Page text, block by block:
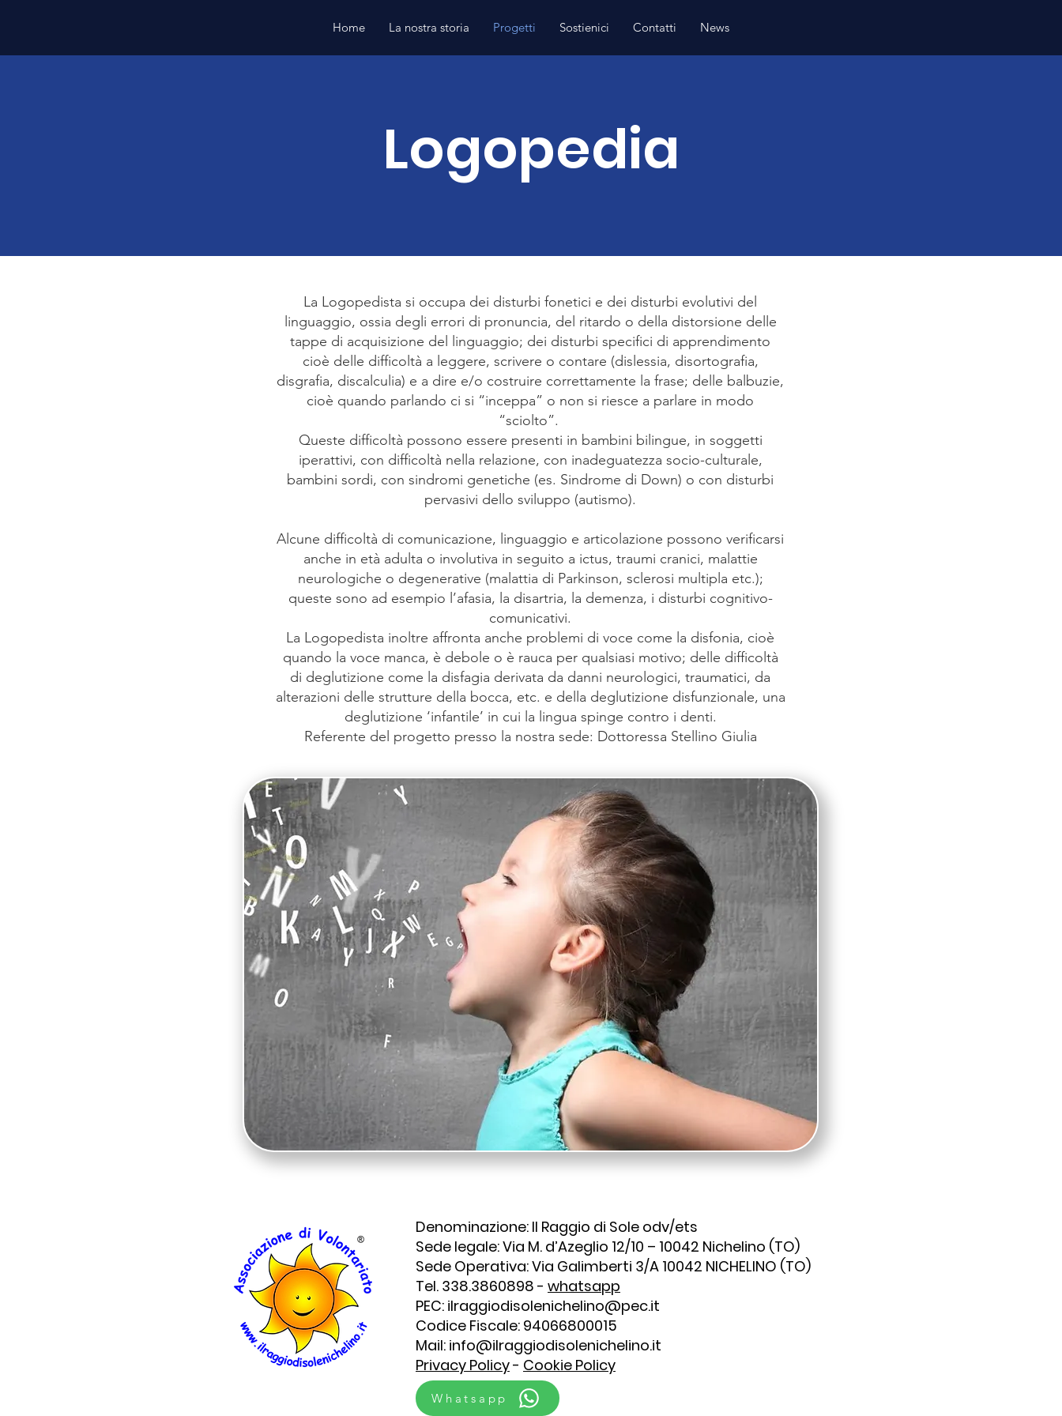
Home La nostra storia Progetti Sostienici Contatti News
Logopedia
La Logopedista si occupa dei disturbi fonetici e dei disturbi evolutivi del
linguaggio, ossia degli errori di pronuncia, del ritardo o della distorsione delle
tappe di acquisizione del linguaggio; dei disturbi specifici di apprendimento
cioè delle difficoltà a leggere, scrivere o contare (dislessia, disortografia,
disgrafia, discalculia) e a dire e/o costruire correttamente la frase; delle balbuzie,
cioè quando parlando ci si “inceppa” o non si riesce a parlare in modo
“sciolto”.
Queste difficoltà possono essere presenti in bambini bilingue, in soggetti
iperattivi, con difficoltà nella relazione, con inadeguatezza socio-culturale,
bambini sordi, con sindromi genetiche (es. Sindrome di Down) o con disturbi
pervasivi dello sviluppo (autismo).
Alcune difficoltà di comunicazione, linguaggio e articolazione possono verificarsi
anche in età adulta o involutiva in seguito a ictus, traumi cranici, malattie
neurologiche o degenerative (malattia di Parkinson, sclerosi multipla etc.);
queste sono ad esempio l’afasia, la disartria, la demenza, i disturbi cognitivo-
comunicativi.
La Logopedista inoltre affronta anche problemi di voce come la disfonia, cioè
quando la voce manca, è debole o è rauca per qualsiasi motivo; delle difficoltà
di deglutizione come la disfagia derivata da danni neurologici, traumatici, da
alterazioni delle strutture della bocca, etc. e della deglutizione disfunzionale, una
deglutizione ‘infantile’ in cui la lingua spinge contro i denti.
Referente del progetto presso la nostra sede: Dottoressa Stellino Giulia
Denominazione: Il Raggio di Sole odv/ets
Sede legale: Via M. d’Azeglio 12/10 – 10042 Nichelino (TO)
Sede Operativa: Via Galimberti 3/A 10042 NICHELINO (TO)
Tel. 338.3860898 - whatsapp
PEC: ilraggiodisolenichelino@pec.it
Codice Fiscale: 94066800015
Mail: info@ilraggiodisolenichelino.it
Privacy Policy- Cookie Policy
Whatsapp